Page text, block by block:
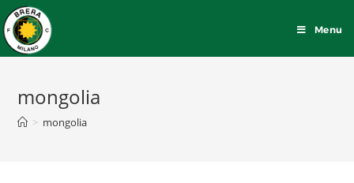
Menu
mongolia
> mongolia